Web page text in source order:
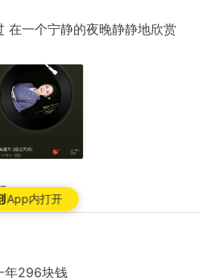
App内打开
在一个宁静的夜晚静静地欣赏
0
年296块钱